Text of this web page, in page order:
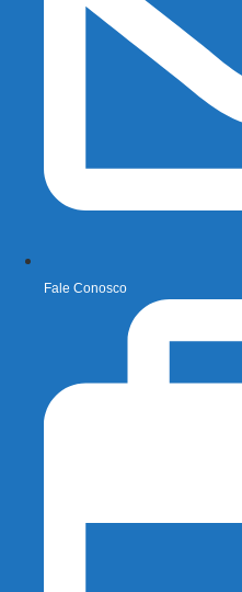
Fale Conosco